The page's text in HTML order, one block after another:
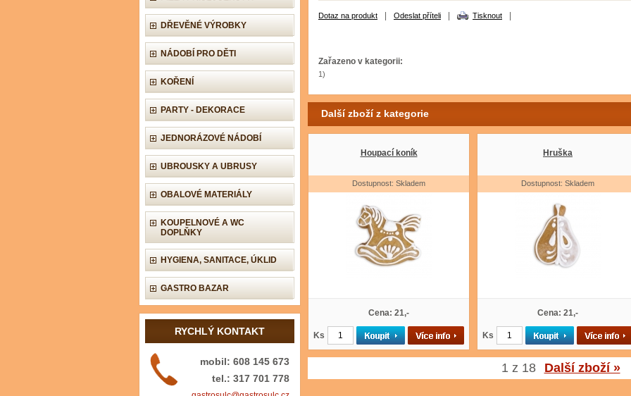
DŘEVĚNÉ VÝROBKY
NÁDOBÍ PRO DĚTI
KOŘENÍ
PARTY - DEKORACE
JEDNORÁZOVÉ NÁDOBÍ
UBROUSKY A UBRUSY
OBALOVÉ MATERIÁLY
KOUPELNOVÉ A WC
DOPLŇKY
HYGIENA, SANITACE, ÚKLID
GASTRO BAZAR
RYCHLÝ KONTAKT
mobil: 608 145 673
tel.: 317 701 778
Dotaz na produkt Odeslat příteli Tisknout
Zařazeno v kategorii:
1)
Další zboží z kategorie
Houpací koník
Dostupnost: Skladem
Cena: 21,-
Ks
Hruška
Dostupnost: Skladem
Cena: 21,-
Ks
1 z 18 Další zboží »